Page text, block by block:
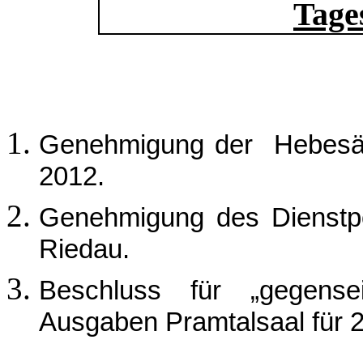
Genehmigung der
2012.
Genehmigung des
Riedau.
Beschluss für
Ausgaben Pramtalsaal für